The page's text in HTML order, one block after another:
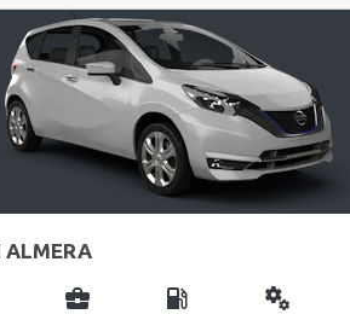
ALMERA
business_center local_gas_station miscellaneous_services